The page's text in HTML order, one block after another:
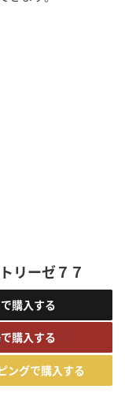
リーゼ７７
購入する
購入する
ングで購入する